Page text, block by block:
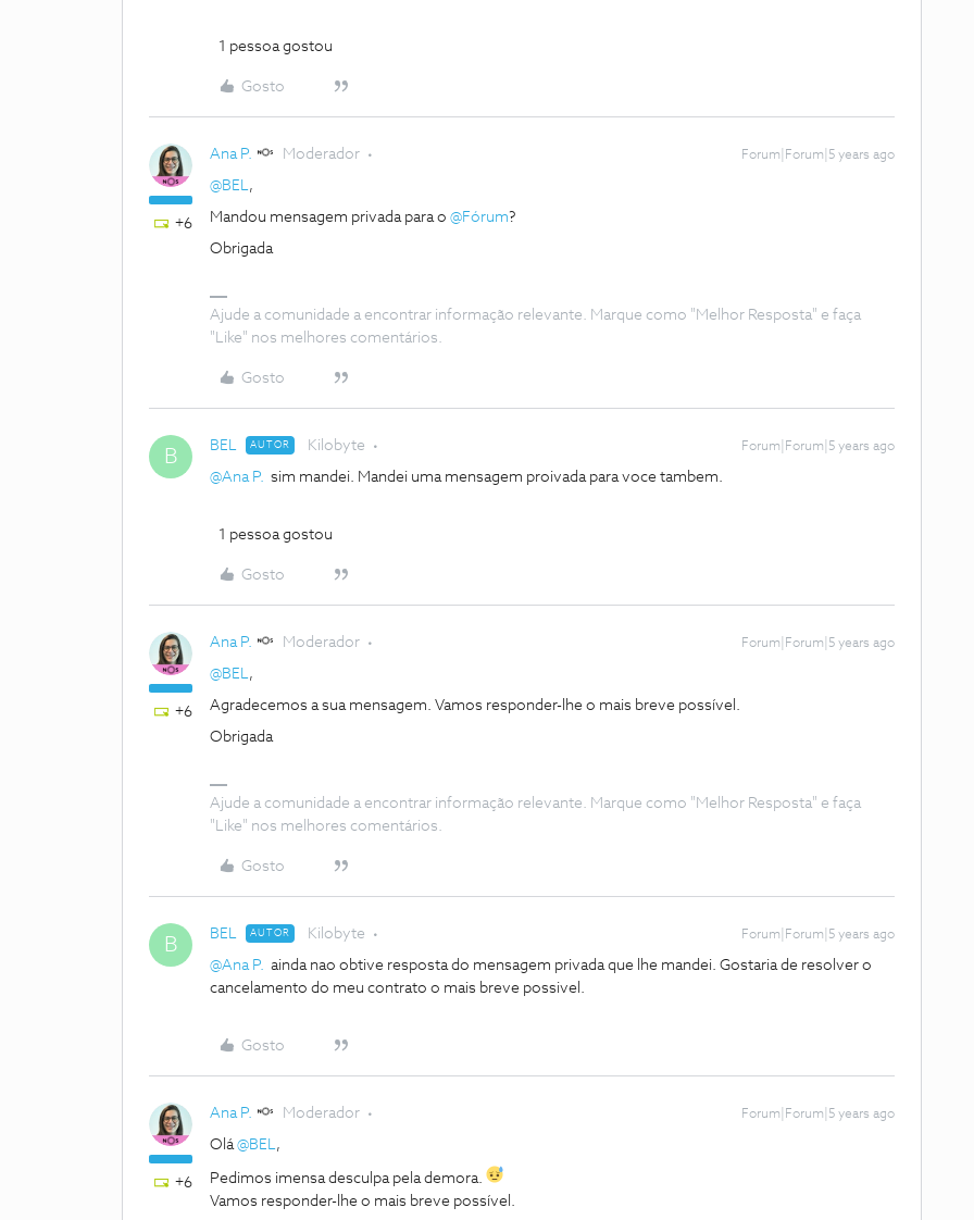
1 pessoa gostou
Gosto
+6
Ana P. Moderador Forum|Forum|5 years ago
@BEL,
Mandou mensagem privada para o @Fórum?
Obrigada
Ajude a comunidade a encontrar informação relevante. Marque como "Melhor Resposta" e faça
"Like" nos melhores comentários.
Gosto
B BEL AUTOR Kilobyte Forum|Forum|5 years ago
@Ana P. sim mandei. Mandei uma mensagem proivada para voce tambem.
1 pessoa gostou
Gosto
+6
Ana P. Moderador Forum|Forum|5 years ago
@BEL,
Agradecemos a sua mensagem. Vamos responder-lhe o mais breve possível.
Obrigada
Ajude a comunidade a encontrar informação relevante. Marque como "Melhor Resposta" e faça
"Like" nos melhores comentários.
Gosto
B BEL AUTOR Kilobyte Forum|Forum|5 years ago
@Ana P. ainda nao obtive resposta do mensagem privada que lhe mandei. Gostaria de resolver o
cancelamento do meu contrato o mais breve possivel.
Gosto
+6
Ana P. Moderador Forum|Forum|5 years ago
Olá@BEL,
Pedimos imensa desculpa pela demora.
Vamos responder-lhe o mais breve possível.